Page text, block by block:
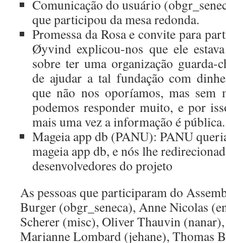
Comunicação do usuário
que participou da mesa redonda.
Promessa da Rosa e convite para
Øyvind explicou-nos que ele
sobre ter uma organização guarda-
de ajudar a tal fundação com
que não nos oporíamos, mas sem
podemos responder muito, e por
mais uma vez a informação é pública.
Mageia app db (PANU): PANU
mageia app db, e nós lhe
desenvolvedores do projeto
As pessoas que participaram do
Burger (obgr_seneca), Anne Nicolas
Scherer (misc), Oliver Thauvin
Marianne Lombard (jehane), Thomas